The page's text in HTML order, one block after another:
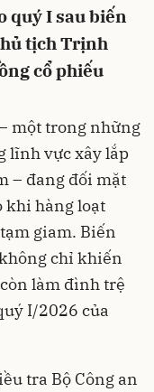
quý I sau biến
tịch Trịnh
cổ phiếu
một trong những
lĩnh vực xây lắp
– đang đối mặt
khi hàng loạt
giam. Biến
chỉ khiến
làm đình trệ
I/2026 của
tra Bộ Công an